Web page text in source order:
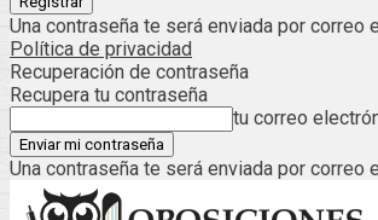
Una contraseña te será enviada por correo
Política de privacidad
Recuperación de contraseña
Recupera tu contraseña
tu correo
Una contraseña te será enviada por correo